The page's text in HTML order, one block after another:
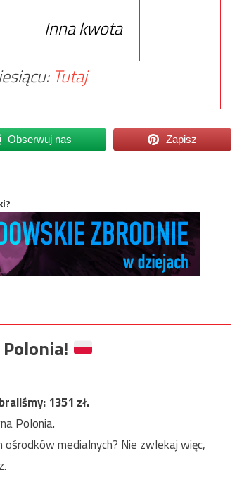
Inna kwota
Tutaj
Obserwuj nas Zapisz
1351 zł.
Polonia.
medialnych? Nie zwlekaj więc,